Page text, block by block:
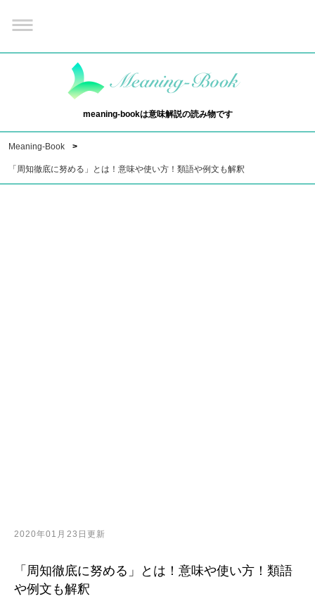
meaning-bookは意味解説の読み物です
Meaning-Book
「周知徹底に努める」とは！意味や使い方！類語や例文も解釈
2020年01月23日更新
「周知徹底に努める」とは！意味や使い方！類語
や例文も解釈